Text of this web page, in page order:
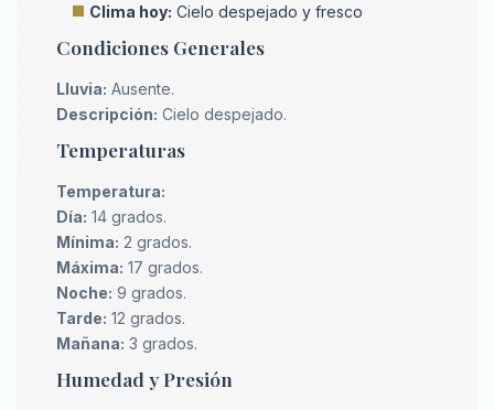
Clima hoy: Cielo despejado y fresco
Condiciones Generales
Lluvia: Ausente.
Descripción: Cielo despejado.
Temperaturas
Temperatura:
Día: 14 grados.
Mínima: 2 grados.
Máxima: 17 grados.
Noche: 9 grados.
Tarde: 12 grados.
Mañana: 3 grados.
Humedad y Presión